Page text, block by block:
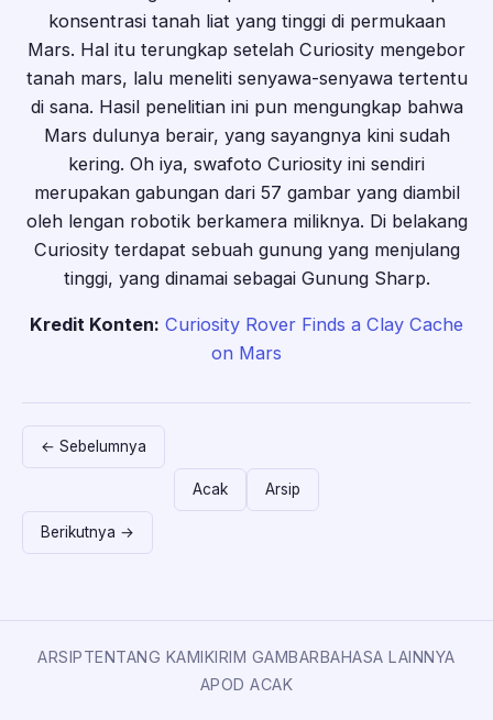
konsentrasi tanah liat yang tinggi di permukaan
Mars. Hal itu terungkap setelah Curiosity mengebor
tanah mars, lalu meneliti senyawa-senyawa tertentu
di sana. Hasil penelitian ini pun mengungkap bahwa
Mars dulunya berair, yang sayangnya kini sudah
kering. Oh iya, swafoto Curiosity ini sendiri
merupakan gabungan dari 57 gambar yang diambil
oleh lengan robotik berkamera miliknya. Di belakang
Curiosity terdapat sebuah gunung yang menjulang
tinggi, yang dinamai sebagai Gunung Sharp.
Kredit Konten: Curiosity Rover Finds a Clay Cache
on Mars
← Sebelumnya
Acak Arsip
Berikutnya →
ARSIPTENTANG KAMIKIRIM GAMBARBAHASA LAINNYA
APOD ACAK